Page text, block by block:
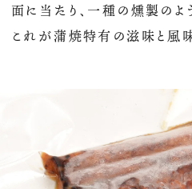
面に当たり、一種の燻製のよ
これが蒲焼特有の滋味と風